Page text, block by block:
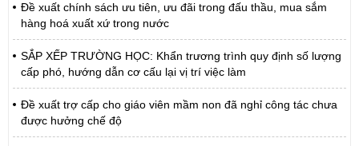
Đề xuất chính sách ưu tiên, ưu đãi trong đấu thầu, mua sắm
hàng hoá xuất xứ trong nước
SẮP XẾP TRƯỜNG HỌC: Khẩn trương trình quy định số lượng
cấp phó, hướng dẫn cơ cấu lại vị trí việc làm
Đề xuất trợ cấp cho giáo viên mầm non đã nghỉ công tác chưa
được hưởng chế độ